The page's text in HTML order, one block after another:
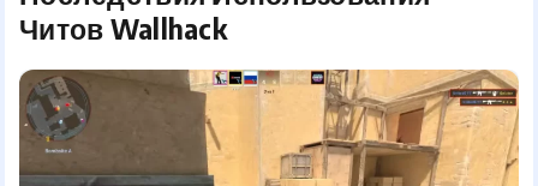
Читов Wallhack